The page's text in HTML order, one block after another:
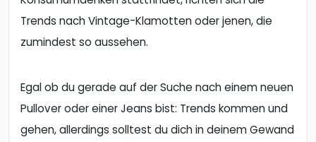
Pullover oder einer Jeans bist: Trends kommen und
gehen, allerdings solltest du dich in deinem Gewand
vertrauen!
Du bist auf der Suche nach den neuesten Trends?